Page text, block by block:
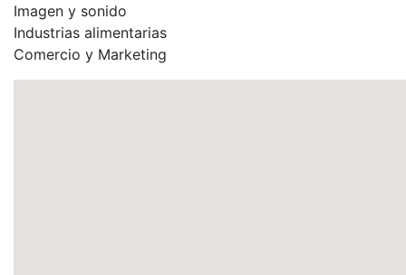
Imagen y sonido
Industrias alimentarias
Comercio y Marketing